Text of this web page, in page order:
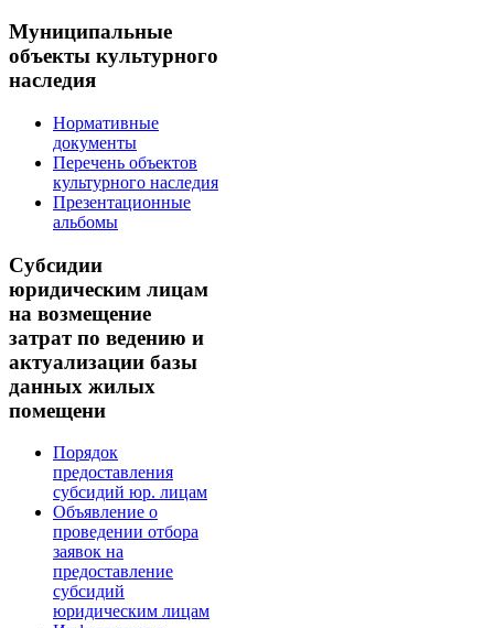
Муниципальные
объекты культурного
наследия
Нормативные
документы
Перечень объектов
культурного наследия
Презентационные
альбомы
Субсидии
юридическим лицам
на возмещение
затрат по ведению и
актуализации базы
данных жилых
помещени
Порядок
предоставления
субсидий юр. лицам
Объявление о
проведении отбора
заявок на
предоставление
субсидий
юридическим лицам